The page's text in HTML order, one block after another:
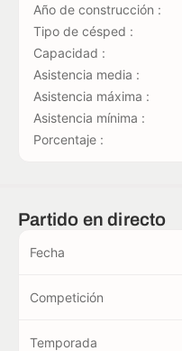
Año de construcción :
Tipo de césped :
Capacidad :
Asistencia media :
Asistencia máxima :
Asistencia mínima :
Porcentaje :
Partido en directo
Fecha
Competición
Temporada